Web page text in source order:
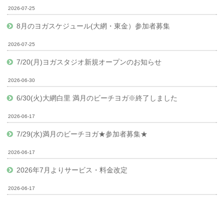
2026-07-25
8月のヨガスケジュール(大網・東金）参加者募集
2026-07-25
7/20(月)ヨガスタジオ新規オープンのお知らせ
2026-06-30
6/30(火)大網白里 満月のビーチヨガ※終了しました
2026-06-17
7/29(水)満月のビーチヨガ★参加者募集★
2026-06-17
2026年7月よりサービス・料金改定
2026-06-17